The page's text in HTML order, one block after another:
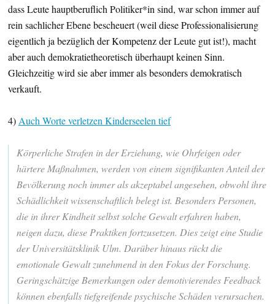
dass Leute hauptberuflich Politiker*in sind, war schon immer auf
rein sachlicher Ebene bescheuert (weil diese Professionalisierung
eigentlich ja bezüglich der Kompetenz der Leute gut ist!), macht
aber auch demokratietheoretisch überhaupt keinen Sinn.
Gleichzeitig wird sie aber immer als besonders demokratisch
verkauft.
4) Auch Worte verletzen Kinderseelen tief
Körperliche Strafen in der Erziehung, wie Ohrfeigen oder
härtere Maßnahmen, werden von einem signifikanten Anteil der
Bevölkerung noch immer als akzeptabel angesehen, obwohl ihre
Schädlichkeit wissenschaftlich belegt ist. Besonders Personen,
die in ihrer Kindheit selbst solche Gewalt erfahren haben,
neigen dazu, diese Praktiken fortzusetzen. Dies zeigt eine Studie
der Universitätsklinik Ulm. Darüber hinaus rückt die
emotionale Gewalt zunehmend in den Fokus der Forschung.
Geringschätzige Bemerkungen oder demotivierendes Feedback
können ebenfalls tiefgreifende psychische Schäden verursachen.